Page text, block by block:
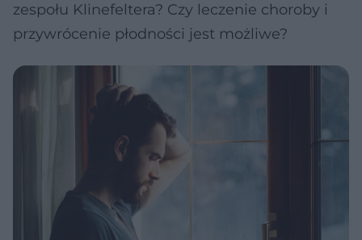
zespołu Klinefeltera? Czy leczenie choroby i
przywrócenie płodności jest możliwe?